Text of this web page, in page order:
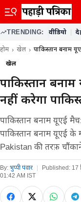
TRENDING: वीडियो
होम खेल पाकिस्तान बनाम
खेल
पाकिस्तान
नहीं करेगा
पाकिस्तान बनाम यूएई
पाकिस्तान बनाम यूएई के
Pakistan की तरफ़
By: भुप्पी पंवार Published: 17
01:42 AM IST